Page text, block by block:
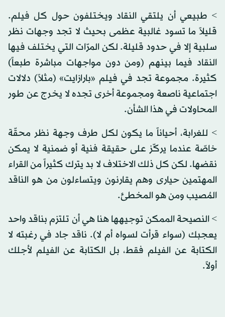
> طبيعي أن يلتقي النقاد ويختلفون حول كل فيلم.
قليلاً ما تسود غالبية عظمى بحيث لا تجد وجهات نظر
سلبية إلا في حدود قليلة. لكن المرّات التي يختلف فيها
النقاد فيما بينهم (ومن دون مواجهات مباشرة طبعاً)
كثيرة. مجموعة تجد في فيلم «بارازايت» (مثلاً) دلالات
اجتماعية ناصعة ومجموعة أخرى تجده لا يخرج عن طور
المحاولات في هذا الشأن.
> للغرابة، أحياناً ما يكون لكل طرف وجهة نظر محقّة
خاصّة عندما يركّز على حقيقة فنية أو ضمنية لا يمكن
نقضها. لكن كل ذلك الاختلاف لا بد يترك كثيراً من القراء
المهتمين حيارى وهم يقارنون ويتساءلون من هو الناقد
المُصيب ومن هو المخطئ.
> النصيحة الممكن توجيهها هنا هي أن تلتزم بناقد واحد
يعجبك (سواء قرأت لسواه أم لا). ناقد جاد في رغبته لا
الكتابة عن الفيلم فقط، بل الكتابة عن الفيلم لأجلك
أولاً.